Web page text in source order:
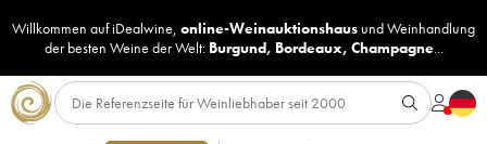
Willkommen auf iDealwine, online-Weinauktionshaus undWeinhandlung
der besten Weine der Welt: Burgund, Bordeaux, Champagne...